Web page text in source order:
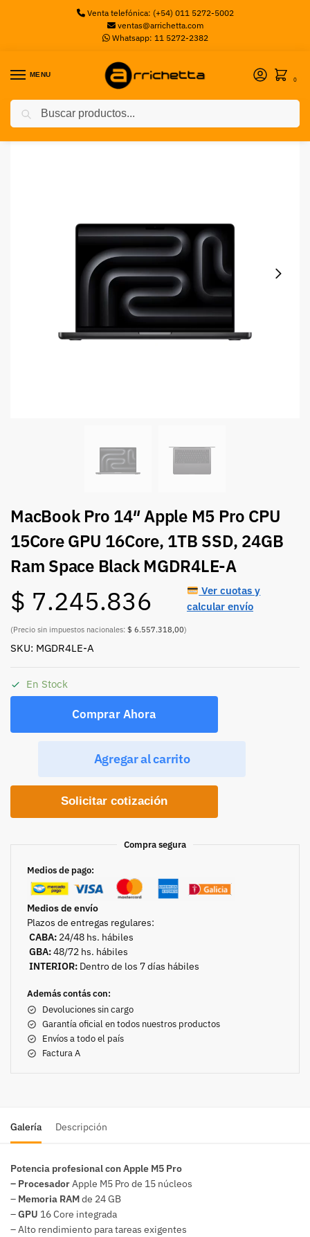
Venta telefónica: (+54) 011 5272-5002
ventas@arrichetta.com
Whatsapp: 11 5272-2382
MENU
0
Inicio Apple / MacBook Pro 14″ Apple M5 Pro CPU 15Core GPU 16Core, 1TB SSD, 24GB Ram Space Black MGDR4LE-A
MacBook Pro 14″ Apple M5 Pro CPU
15Core GPU 16Core, 1TB SSD, 24GB
Ram Space Black MGDR4LE-A
$ 7.245.836
(Precio sin impuestos nacionales: $ 6.557.318,00)
Ver cuotas y
calcular envío
SKU: MGDR4LE-A
En Stock
Comprar Ahora
Agregar al carrito
Solicitar cotización
Compra segura
Medios de pago:
Medios de envío
Plazos de entregas regulares:
CABA: 24/48 hs. hábiles
GBA:48/72 hs. hábiles
INTERIOR:Dentro de los 7 días hábiles
Además contás con:
Devoluciones sin cargo
Garantía oficial en todos nuestros productos
Envíos a todo el país
Factura A
Galería Descripción
Potencia profesional con Apple M5 Pro
– ProcesadorApple M5 Pro de 15 núcleos
– Memoria RAMde 24 GB
–GPU 16 Core integrada
– Alto rendimiento para tareas exigentes